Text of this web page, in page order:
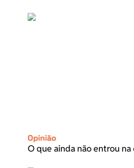
Opinião
O que ainda não entrou